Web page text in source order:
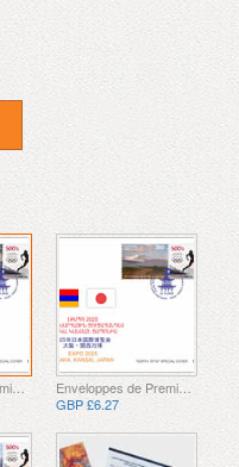
Enveloppes de Premier Jour
Enveloppes de Premier Jour
GBP £6.27